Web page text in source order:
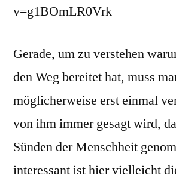
v=g1BOmLR0Vrk
Gerade, um zu verstehen
den Weg bereitet hat, muss
möglicherweise erst einmal
von ihm immer gesagt wird,
Sünden der Menschheit
interessant ist hier vielleicht